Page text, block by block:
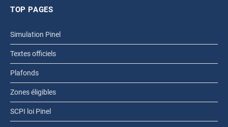
TOP PAGES
Simulation Pinel
Textes officiels
Plafonds
Zones éligibles
SCPI loi Pinel